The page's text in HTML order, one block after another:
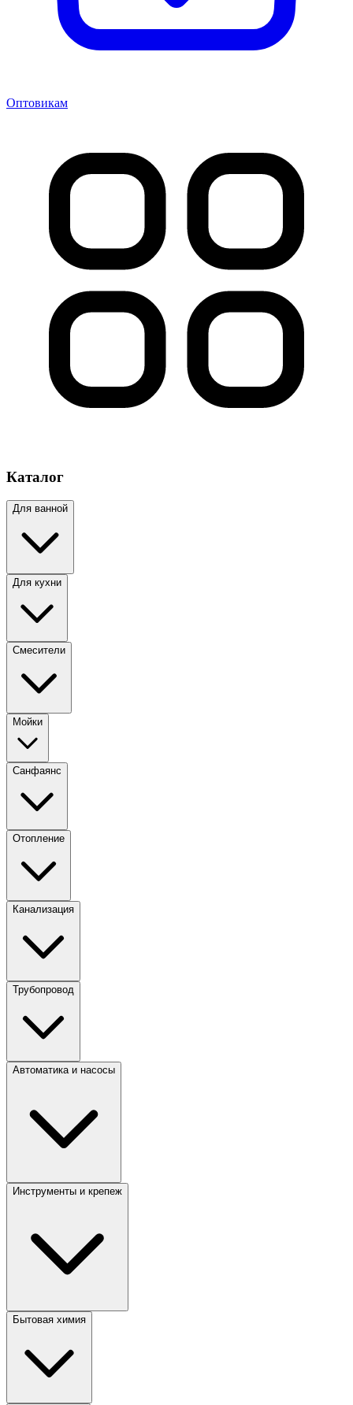
Оптовикам
Каталог
Для ванной
Для кухни
Смесители
Мойки
Санфаянс
Отопление
Канализация
Трубопровод
Автоматика и насосы
Инструменты и крепеж
Бытовая химия